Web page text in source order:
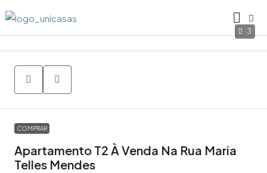
3
COMPRAR
Apartamento T2 À Venda Na Rua Maria
Telles Mendes